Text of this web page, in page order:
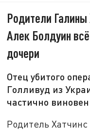
Родители Галины
Алек Болдуин
дочери
Отец убитого
Голливуд из
частично
Родитель Хатчинс